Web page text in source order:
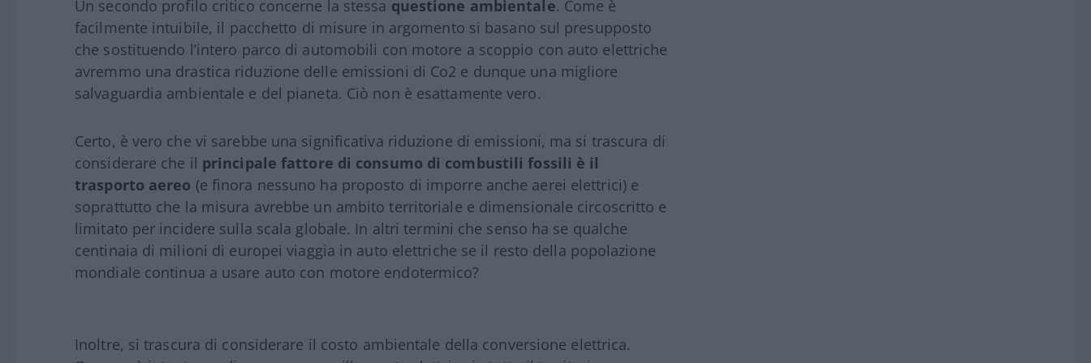
Un secondo profilo critico concerne la stessa questione ambientale. Come è
facilmente intuibile, il pacchetto di misure in argomento si basano sul presupposto
che sostituendo l’intero parco di automobili con motore a scoppio con auto elettriche
avremmo una drastica riduzione delle emissioni di Co2 e dunque una migliore
salvaguardia ambientale e del pianeta. Ciò non è esattamente vero.
Certo, è vero che vi sarebbe una significativa riduzione di emissioni, ma si trascura di
considerare che il principale fattore di consumo di combustili fossili è il
trasporto aereo (e finora nessuno ha proposto di imporre anche aerei elettrici) e
soprattutto che la misura avrebbe un ambito territoriale e dimensionale circoscritto e
limitato per incidere sulla scala globale. In altri termini che senso ha se qualche
centinaia di milioni di europei viaggia in auto elettriche se il resto della popolazione
mondiale continua a usare auto con motore endotermico?
Inoltre, si trascura di considerare il costo ambientale della conversione elettrica.